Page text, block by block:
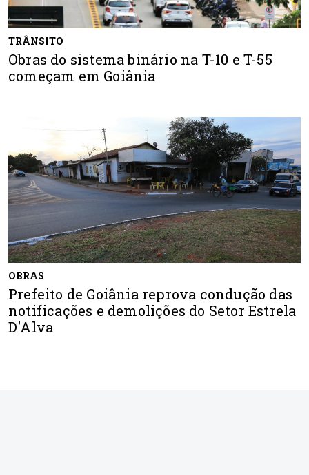
TRÂNSITO
Obras do sistema binário na T-10 e T-55
começam em Goiânia
OBRAS
Prefeito de Goiânia reprova condução das
notificações e demolições do Setor Estrela
D'Alva